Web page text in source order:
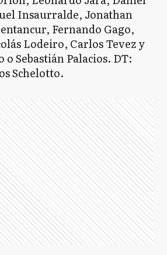
Insaurralde, Jonathan
Fernando Gago,
Lodeiro, Carlos Tevez y
Sebastián Palacios. DT:
Schelotto.